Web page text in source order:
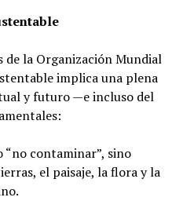
de la Organización Mundial
implica una plena
y futuro —e incluso del
“no contaminar”, sino
el paisaje, la flora y la